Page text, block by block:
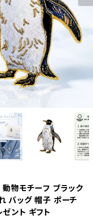
動物モチーフ ブラック
バッグ 帽子 ポーチ
ント ギフト